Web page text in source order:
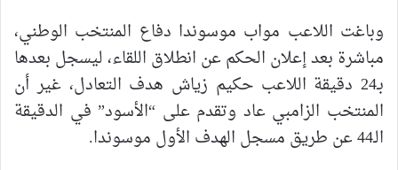
وباغت اللاعب مواب موسوندا دفاع المنتخب الوطني،
مباشرة بعد إعلان الحكم عن انطلاق اللقاء، ليسجل بعدها
بـ24 دقيقة اللاعب حكيم زياش هدف التعادل، غير أن
المنتخب الزامبي عاد وتقدم على “الأسود” في الدقيقة
الـ44 عن طريق مسجل الهدف الأول موسوندا.